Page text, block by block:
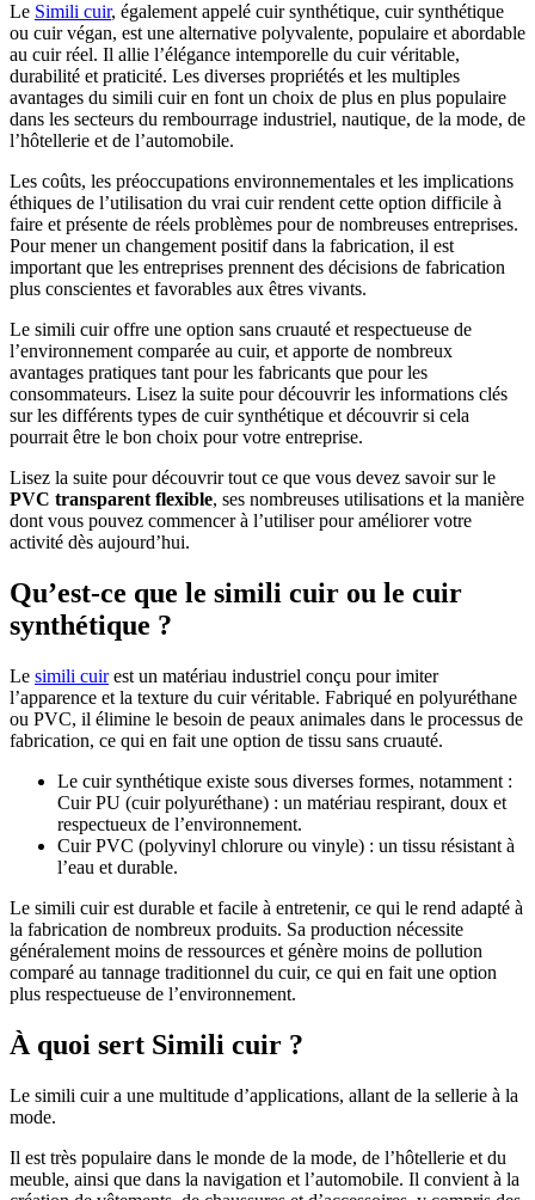
Le Simili cuir, également appelé cuir synthétique, cuir synthétique
ou cuir végan, est une alternative polyvalente, populaire et abordable
au cuir réel. Il allie l’élégance intemporelle du cuir véritable,
durabilité et praticité. Les diverses propriétés et les multiples
avantages du simili cuir en font un choix de plus en plus populaire
dans les secteurs du rembourrage industriel, nautique, de la mode, de
l’hôtellerie et de l’automobile.
Les coûts, les préoccupations environnementales et les implications
éthiques de l’utilisation du vrai cuir rendent cette option difficile à
faire et présente de réels problèmes pour de nombreuses entreprises.
Pour mener un changement positif dans la fabrication, il est
important que les entreprises prennent des décisions de fabrication
plus conscientes et favorables aux êtres vivants.
Le simili cuir offre une option sans cruauté et respectueuse de
l’environnement comparée au cuir, et apporte de nombreux
avantages pratiques tant pour les fabricants que pour les
consommateurs. Lisez la suite pour découvrir les informations clés
sur les différents types de cuir synthétique et découvrir si cela
pourrait être le bon choix pour votre entreprise.
Lisez la suite pour découvrir tout ce que vous devez savoir sur le
PVC transparent flexible, ses nombreuses utilisations et la manière
dont vous pouvez commencer à l’utiliser pour améliorer votre
activité dès aujourd’hui.
Qu’est-ce que le simili cuir ou le cuir
synthétique ?
Le simili cuirest un matériau industriel conçu pour imiter
l’apparence et la texture du cuir véritable. Fabriqué en polyuréthane
ou PVC, il élimine le besoin de peaux animales dans le processus de
fabrication, ce qui en fait une option de tissu sans cruauté.
Le cuir synthétique existe sous diverses formes, notamment :
Cuir PU (cuir polyuréthane) : un matériau respirant, doux et
respectueux de l’environnement.
Cuir PVC (polyvinyl chlorure ou vinyle) : un tissu résistant à
l’eau et durable.
Le simili cuir est durable et facile à entretenir, ce qui le rend adapté à
la fabrication de nombreux produits. Sa production nécessite
généralement moins de ressources et génère moins de pollution
comparé au tannage traditionnel du cuir, ce qui en fait une option
plus respectueuse de l’environnement.
À quoi sert Simili cuir ?
Le simili cuir a une multitude d’applications, allant de la sellerie à la
mode.
Il est très populaire dans le monde de la mode, de l’hôtellerie et du
meuble, ainsi que dans la navigation et l’automobile. Il convient à la